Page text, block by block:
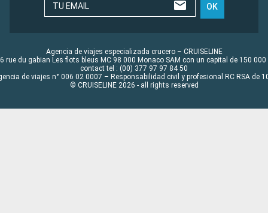
TU EMAIL OK
Agencia de viajes especializada crucero – CRUISELINE
rue du gabian Les flots bleus MC 98 000 Monaco SAM con un capital de 150 000
contact tel : (00) 377 97 97 84 50
de viajes n° 006 02 0007 – Responsabilidad civil y profesional RC RSA de
© CRUISELINE 2026 - all rights reserved